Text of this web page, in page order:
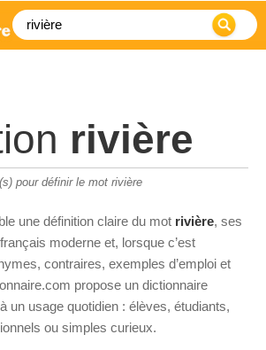
rivière
pour définir le mot rivière
une définition claire du mot rivière, ses
moderne et, lorsque c’est
contraires, exemples d’emploi et
propose un dictionnaire
un usage quotidien : élèves, étudiants,
ou simples curieux.